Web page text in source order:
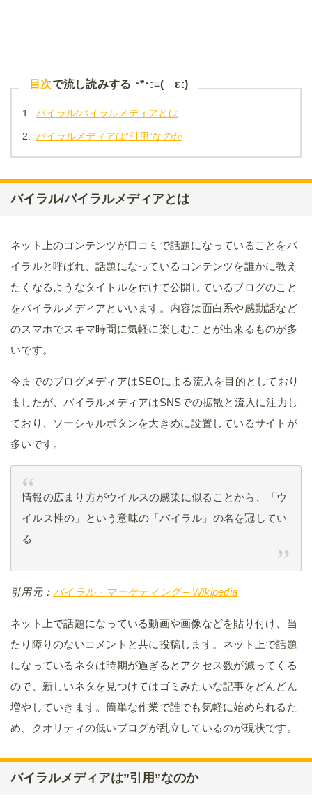
目次で流し読みする ･*･:≡( ε:)
1. バイラル/バイラルメディアとは
2. バイラルメディアは”引用”なのか
バイラル/バイラルメディアとは
ネット上のコンテンツが口コミで話題になっていることをバ
イラルと呼ばれ、話題になっているコンテンツを誰かに教え
たくなるようなタイトルを付けて公開しているブログのこと
をバイラルメディアといいます。内容は面白系や感動話など
のスマホでスキマ時間に気軽に楽しむことが出来るものが多
いです。
今までのブログメディアはSEOによる流入を目的としており
ましたが、バイラルメディアはSNSでの拡散と流入に注力し
ており、ソーシャルボタンを大きめに設置しているサイトが
多いです。
情報の広まり方がウイルスの感染に似ることから、「ウ
イルス性の」という意味の「バイラル」の名を冠してい
る
引用元： バイラル・マーケティング – Wikipedia
ネット上で話題になっている動画や画像などを貼り付け、当
たり障りのないコメントと共に投稿します。ネット上で話題
になっているネタは時期が過ぎるとアクセス数が減ってくる
ので、新しいネタを見つけてはゴミみたいな記事をどんどん
増やしていきます。簡単な作業で誰でも気軽に始められるた
め、クオリティの低いブログが乱立しているのが現状です。
バイラルメディアは”引用”なのか